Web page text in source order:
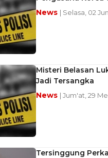
News | Selasa, 02
Misteri Belasan
Jadi Tersangka
News | Jum'at, 29
Tersinggung